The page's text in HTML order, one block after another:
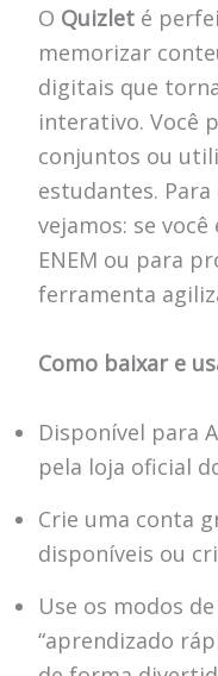
O Quizleté
memorizar
digitais que
interativo. Você
conjuntos ou
estudantes.
vejamos: se
ENEM ou para
ferramenta
Como baixar e
Disponível para
pela loja oficial
Crie uma conta
disponíveis ou
Use os modos
“aprendizado